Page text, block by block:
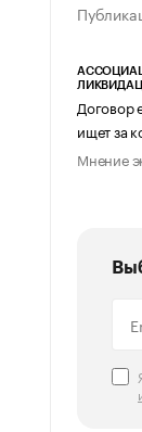
Договор
ищет за
Мнение